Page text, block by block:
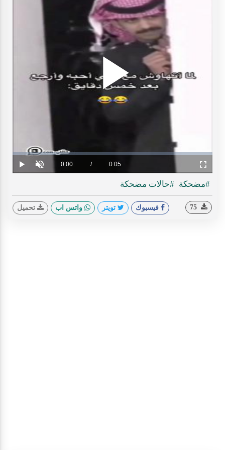
Play
Play Unmute Current
0:00 / Duration
0:05
Loaded:
0%
Progress:
0%
Fullscreen
#مضحكة #حالات مضحكة
فيسبوك تويتر واتس اب تحميل